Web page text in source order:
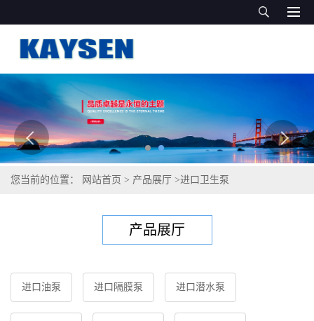
您当前的位置： 网站首页 > 产品展厅 >进口卫生泵
产品展厅
进口油泵 进口隔膜泵 进口潜水泵